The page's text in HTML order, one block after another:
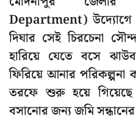
Department) উদ্যোগে
দিঘার সেই চিরচেনা
হারিয়ে যেতে বসে
ফিরিয়ে আনার পরিকল্পনা
তরফে শুরু হয়ে গিয়েছে
বসানোর জন্য জমি